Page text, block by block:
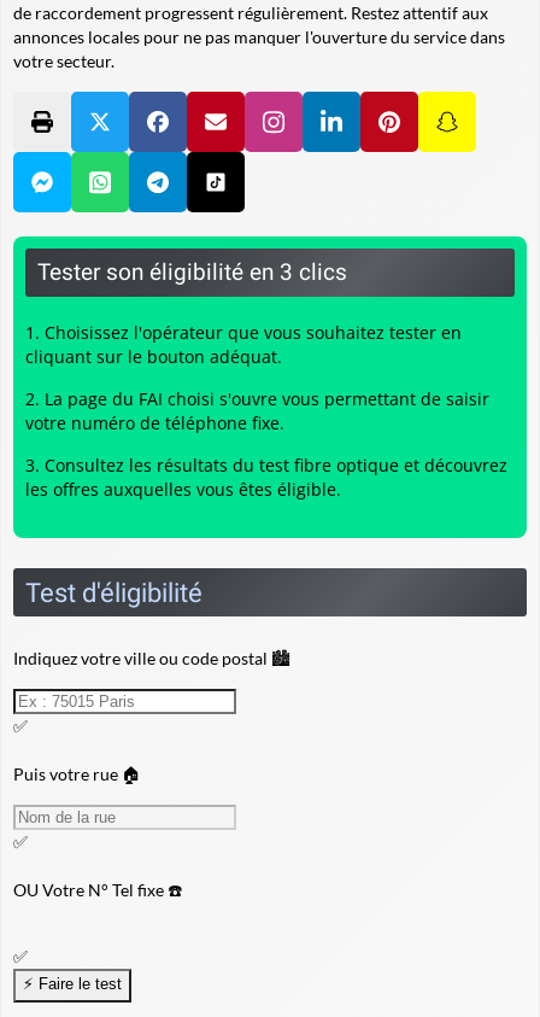
de raccordement progressent régulièrement. Restez attentif aux
annonces locales pour ne pas manquer l'ouverture du service dans
votre secteur.
Tester son éligibilité en 3 clics
Choisissez l'opérateur que vous souhaitez tester en
cliquant sur le bouton adéquat.
La page du FAI choisi s'ouvre vous permettant de saisir
votre numéro de téléphone fixe.
Consultez les résultats du test fibre optique et découvrez
les offres auxquelles vous êtes éligible.
Test d'éligibilité
Indiquez votre ville ou code postal 🏙️
✅
Puis votre rue 🏠
✅
OUVotre N° Tel fixe ☎️
✅